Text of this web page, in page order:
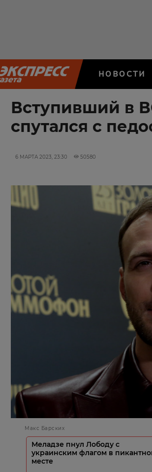
НОВОСТИ
Вступивший в
спутался с
6 МАРТА 2023, 23:30 50580
Макс Барских
Меладзе пнул Лободу с
украинским флагом в
месте